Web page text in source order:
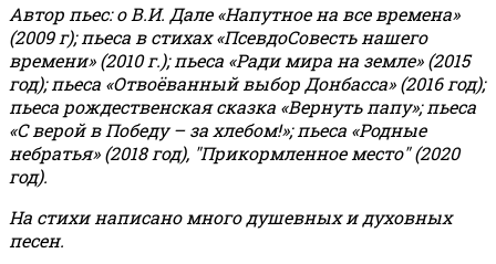
Автор пьес: о В.И. Дале «Напутное на все времена»
(2009 г); пьеса в стихах «ПсевдоСовесть нашего
времени» (2010 г.); пьеса «Ради мира на земле» (2015
год); пьеса «Отвоёванный выбор Донбасса» (2016 год);
пьеса рождественская сказка «Вернуть папу»; пьеса
«С верой в Победу – за хлебом!»;пьеса «Родные
небратья» (2018 год), "Прикормленное место" (2020
год).
На стихи написано много душевных и духовных
песен.